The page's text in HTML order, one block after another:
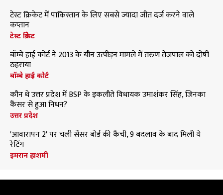
टेस्ट क्रिकेट में पाकिस्तान के लिए सबसे ज्यादा जीत दर्ज करने वाले
कप्तान
टेस्ट क्रिकेट
बॉम्बे हाई कोर्ट ने 2013 के यौन उत्पीड़न मामले में तरुण तेजपाल को दोषी
ठहराया
बॉम्बे हाई कोर्ट
कौन थे उत्तर प्रदेश में BSP के इकलौते विधायक उमाशंकर सिंह, जिनका
कैंसर से हुआ निधन?
उत्तर प्रदेश
'आवारापन 2' पर चली सेंसर बोर्ड की कैंची, 9 बदलाव के बाद मिली ये
रेटिंग
इमरान हाशमी